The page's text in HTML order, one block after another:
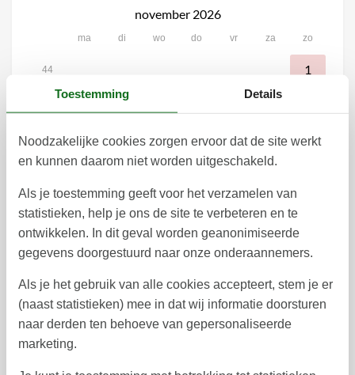
november 2026
ma di wo do vr za zo
44 1
2 3 7
14 15
47 16 17 18 19 20 21
48 23 24 25 26 27 28
49 30
Vrij Bezet Aankomst mogelijk
Prijs
Toestemming Details
Noodzakelijke cookies zorgen ervoor dat de site werkt
en kunnen daarom niet worden uitgeschakeld.
Als je toestemming geeft voor het verzamelen van
statistieken, help je ons de site te verbeteren en te
ontwikkelen. In dit geval worden geanonimiseerde
gegevens doorgestuurd naar onze onderaannemers.
Als je het gebruik van alle cookies accepteert, stem je er
(naast statistieken) mee in dat wij informatie doorsturen
naar derden ten behoeve van gepersonaliseerde
marketing.